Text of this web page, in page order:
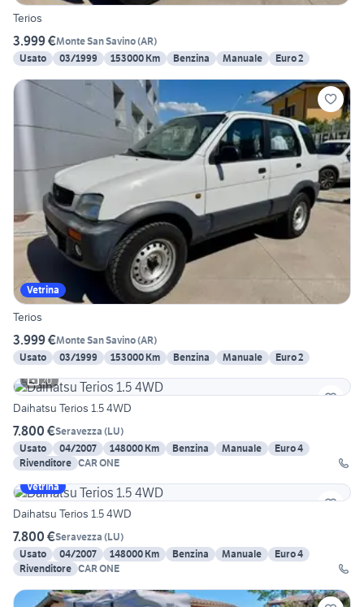
Terios
3.999 €Monte San Savino(AR)
Usato
03/1999 153000 Km Benzina Manuale Euro 2
Vetrina
Terios
3.999 €Monte San Savino(AR)
Usato
03/1999 153000 Km Benzina Manuale
Euro 2
20
Daihatsu Terios 1.5 4WD
7.800 €Seravezza (LU)
Usato
04/2007 148000 Km Benzina Manuale
Euro 4
Rivenditore CAR ONE
Vetrina
Daihatsu Terios 1.5 4WD
7.800 €Seravezza (LU)
Usato
04/2007 148000 Km Benzina Manuale
Euro 4
Rivenditore CAR ONE